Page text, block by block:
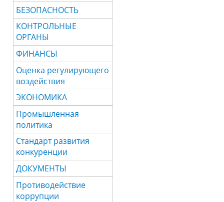
БЕЗОПАСНОСТЬ
КОНТРОЛЬНЫЕ
ОРГАНЫ
ФИНАНСЫ
Оценка регулирующего
воздействия
ЭКОНОМИКА
Промышленная
политика
Стандарт развития
конкуренции
ДОКУМЕНТЫ
Противодействие
коррупции